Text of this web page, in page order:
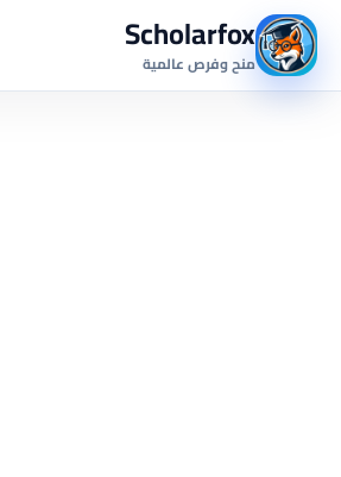
Scholarfox
منح وفرص عالمية